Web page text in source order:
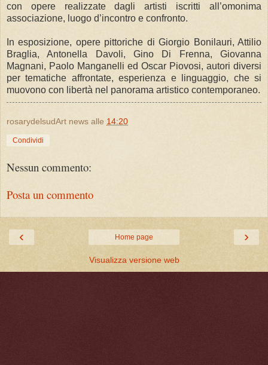
con opere realizzate dagli artisti iscritti all’omonima
associazione, luogo d’incontro e confronto.
In esposizione, opere pittoriche di Giorgio Bonilauri, Attilio
Braglia, Antonella Davoli, Gino Di Frenna, Giovanna
Magnani, Paolo Manganelli ed Oscar Piovosi, autori diversi
per tematiche affrontate, esperienza e linguaggio, che si
muovono con libertà nel panorama artistico contemporaneo.
rosarydelsudArt news alle 14:20
Condividi
Nessun commento:
Posta un commento
‹ ›
Home page
Visualizza versione web